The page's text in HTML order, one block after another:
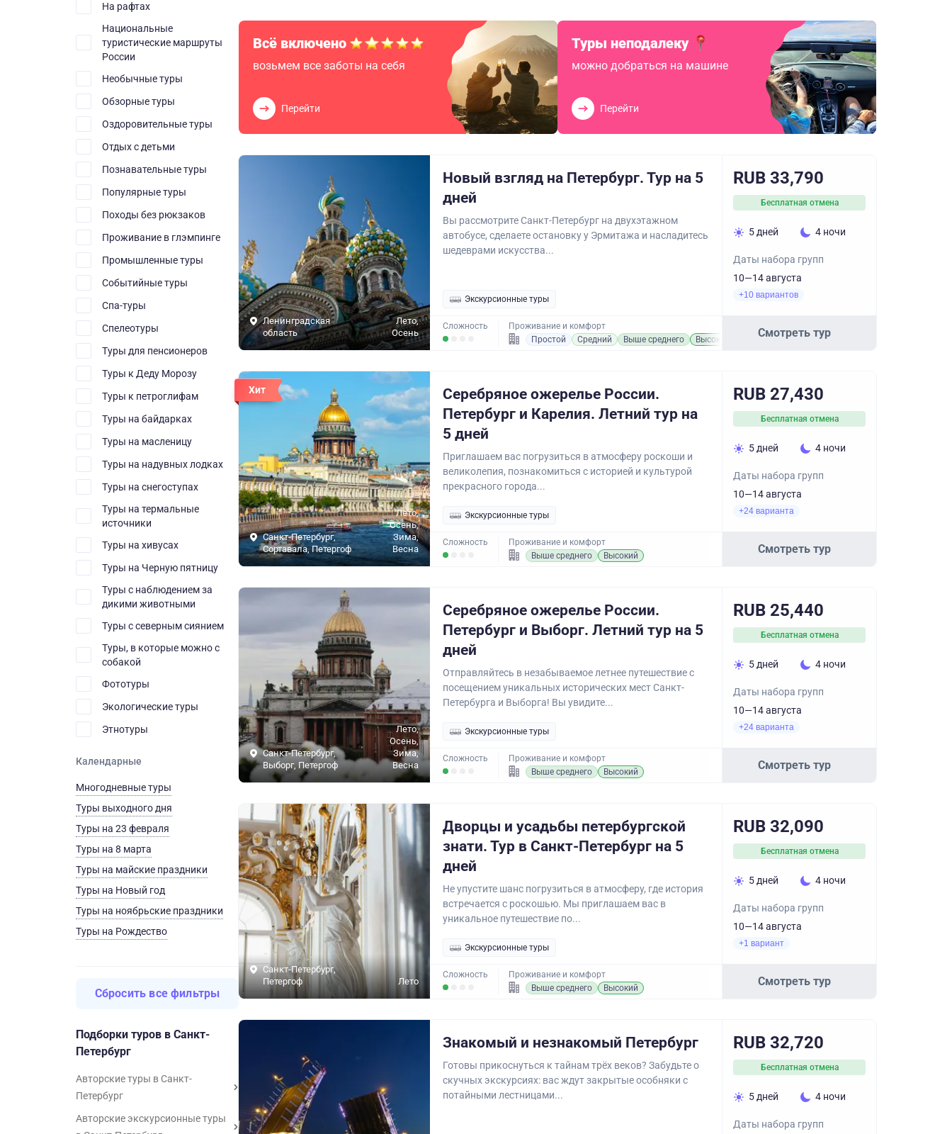
На рафтах
Национальные
туристические маршруты
России
Необычные туры
Обзорные туры
Оздоровительные туры
Отдых с детьми
Познавательные туры
Популярные туры
Походы без рюкзаков
Проживание в глэмпинге
Промышленные туры
Событийные туры
Спа-туры
Спелеотуры
Туры для пенсионеров
Туры к Деду Морозу
Туры к петроглифам
Туры на байдарках
Туры на масленицу
Туры на надувных лодках
Туры на снегоступах
Туры на термальные
источники
Туры на хивусах
Туры на Черную пятницу
Туры с наблюдением за
дикими животными
Туры с северным сиянием
Туры, в которые можно с
собакой
Фототуры
Экологические туры
Этнотуры
Календарные
Многодневные туры
Туры выходного дня
Туры на 23 февраля
Туры на 8 марта
Туры на майские праздники
Туры на Новый год
Туры на ноябрьские праздники
Туры на Рождество
Сбросить все фильтры
Подборки туров в Санкт-
Петербург
Авторские туры в Санкт-
Петербург
Авторские экскурсионные туры
Всё включено
возьмем все заботы на себя
Перейти
Туры неподалеку
можно добраться на машине
Перейти
Ленинградская
область
Лето,
Осень
Новый взгляд на Петербург. Тур на 5
дней
Вы рассмотрите Санкт-Петербург на двухэтажном
автобусе, сделаете остановку у Эрмитажа и насладитесь
шедеврами искусства...
Экскурсионные туры
Сложность
Проживание и комфорт
Простой
Средний Выше среднего Высокий
RUB 33,790
Бесплатная отмена
5 дней 4 ночи
Даты набора групп
10—14 августа
+10 вариантов
Смотреть тур
Хит
Санкт-Петербург,
Сортавала, Петергоф
Лето,
Осень,
Зима,
Весна
Серебряное ожерелье России.
Петербург и Карелия. Летний тур на
5 дней
Приглашаем вас погрузиться в атмосферу роскоши и
великолепия, познакомиться с историей и культурой
прекрасного города...
Экскурсионные туры
Сложность
Проживание и комфорт
Выше среднего
Высокий
RUB 27,430
Бесплатная отмена
5 дней 4 ночи
Даты набора групп
10—14 августа
+24 варианта
Смотреть тур
Санкт-Петербург,
Выборг, Петергоф
Лето,
Осень,
Зима,
Весна
Серебряное ожерелье России.
Петербург и Выборг. Летний тур на 5
дней
Отправляйтесь в незабываемое летнее путешествие с
посещением уникальных исторических мест Санкт-
Петербурга и Выборга! Вы увидите...
Экскурсионные туры
Сложность
Проживание и комфорт
Выше среднего
Высокий
RUB 25,440
Бесплатная отмена
5 дней 4 ночи
Даты набора групп
10—14 августа
+24 варианта
Смотреть тур
Санкт-Петербург,
Петергоф
Лето
Дворцы и усадьбы петербургской
знати. Тур в Санкт-Петербург на 5
дней
Не упустите шанс погрузиться в атмосферу, где история
встречается с роскошью. Мы приглашаем вас в
уникальное путешествие по...
Экскурсионные туры
Сложность
Проживание и комфорт
Выше среднего
Высокий
RUB 32,090
Бесплатная отмена
5 дней 4 ночи
Даты набора групп
10—14 августа
+1 вариант
Смотреть тур
Знакомый и незнакомый Петербург
Готовы прикоснуться к тайнам трёх веков? Забудьте о
скучных экскурсиях: вас ждут закрытые особняки с
потайными лестницами...
RUB 32,720
Бесплатная отмена
5 дней 4 ночи
Даты набора групп